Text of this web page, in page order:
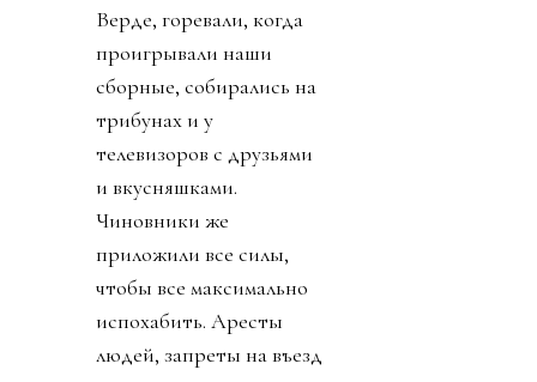
Верде, горевали, когда
проигрывали наши
сборные, собирались на
трибунах и у
телевизоров с друзьями
и вкусняшками.
Чиновники же
приложили все силы,
чтобы все максимально
испохабить. Аресты
людей, запреты на въезд